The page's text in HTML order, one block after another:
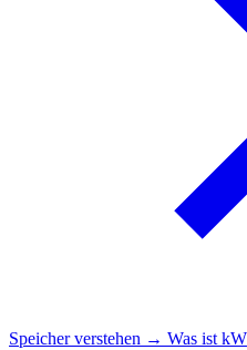
Speicher verstehen → Was ist